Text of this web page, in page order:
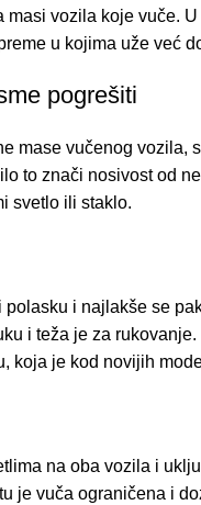
vozila koje vuče.
u kojima uže već
pogrešiti
mase vučenog
to znači nosivost od
svetlo ili staklo.
i najlakše se
i teža je za
koja je kod novijih
na oba vozila i
je vuča ograničena i